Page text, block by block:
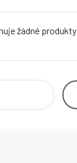
žádné produkty